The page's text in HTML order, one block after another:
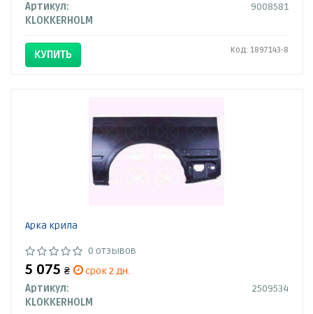
Артикул:
9008581
KLOKKERHOLM
КУПИТЬ Код: 1897143-8
Арка крила
0 отзывов
5 075 ₴
срок 2 дн.
Артикул:
2509534
KLOKKERHOLM